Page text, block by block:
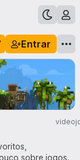
Entrar
sobre jogos.